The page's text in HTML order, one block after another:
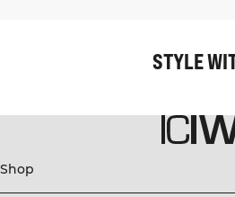
STYLE
Shop